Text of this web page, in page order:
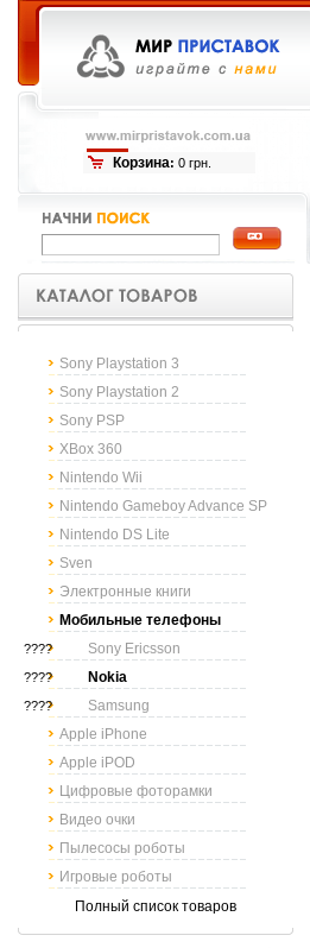
Корзина: 0 грн.
Sony Playstation 3
Sony Playstation 2
Sony PSP
XBox 360
Nintendo Wii
Nintendo Gameboy Advance SP
Nintendo DS Lite
Sven
Электронные книги
Мобильные телефоны
???? Sony Ericsson
???? Nokia
????
Samsung
Apple iPhone
Apple iPOD
Цифровые фоторамки
Видео очки
Пылесосы роботы
Игровые роботы
Полный список товаров